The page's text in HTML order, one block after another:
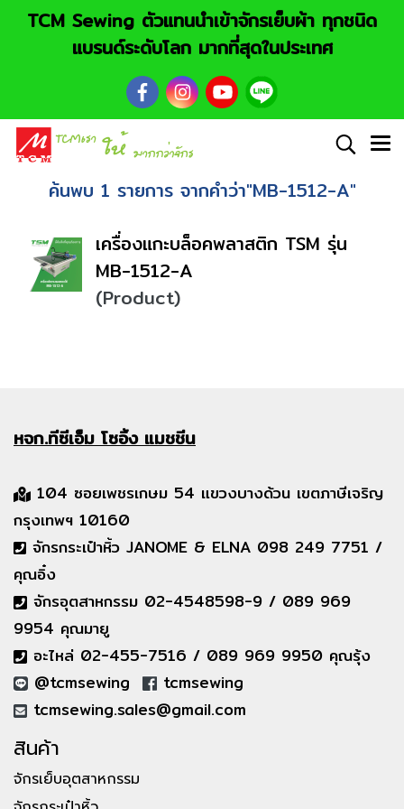
TCM Sewing ตัวแทนนำเข้าจักรเย็บผ้า ทุกชนิด
แบรนด์ระดับโลก มากที่สุดในประเทศ
ค้นพบ 1 รายการ จากคำว่า"MB-1512-A"
เครื่องแกะบล็อคพลาสติก TSM รุ่น
MB-1512-A
(Product)
หจก.ทีซีเอ็มโซอิ้ง แมชชีน
104 ซอยเพชรเกษม 54 แขวงบางด้วน เขตภาษีเจริญ
กรุงเทพฯ 10160
จักรกระเป๋าหิ้ว JANOME & ELNA 098 249 7751 /
คุณอิ๋ง
จักรอุตสาหกรรม 02-4548598-9 / 089 969
9954 คุณมายู
อะไหล่ 02-455-7516 / 089 969 9950 คุณรุ้ง
@tcmsewing
tcmsewing
tcmsewing.sales@gmail.com
สินค้า
จักรเย็บอุตสาหกรรม